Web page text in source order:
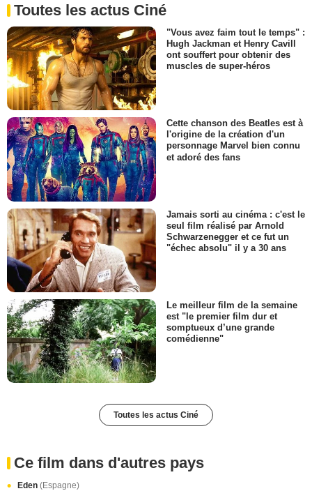
Toutes les actus Ciné
"Vous avez faim tout le temps" :
Hugh Jackman et Henry Cavill
ont souffert pour obtenir des
muscles de super-héros
Cette chanson des Beatles est à
l'origine de la création d'un
personnage Marvel bien connu
et adoré des fans
Jamais sorti au cinéma : c'est le
seul film réalisé par Arnold
Schwarzenegger et ce fut un
"échec absolu" il y a 30 ans
Le meilleur film de la semaine
est "le premier film dur et
somptueux d’une grande
comédienne"
Toutes les actus Ciné
Ce film dans d'autres pays
Eden (Espagne)